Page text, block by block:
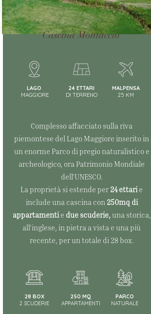
Cascina Montaccio
LAGO
MAGGIORE
24 ETTARI
DI TERRENO
MALPENSA
25 KM
Complesso affacciato sulla riva
piemontese del Lago Maggiore inserito in
un enorme Parco di pregio naturalistico e
archeologico, ora Patrimonio Mondiale
dell’UNESCO.
La proprietà si estende per 24 ettarie
include una cascina con 250mq di
appartamenti e due scuderie,una storica,
all’inglese, in pietra a vista e una più
recente, per un totale di 28 box.
28 BOX
2 SCUDERIE
250 MQ
APPARTAMENTI
PARCO
NATURALE